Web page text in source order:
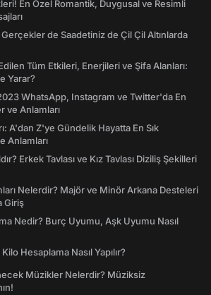
En Özel Romantik, Duygusal ve Resimli
de Saadetiniz de Çil Çil Altınlarda
Tüm Etkileri, Enerjileri ve Şifa Alanları:
Yarar?
WhatsApp, Instagram ve Twitter'da En
ve Anlamları
A'dan Z'ye Gündelik Hayatta En Sık
Anlamları
Erkek Tavlası ve Kız Tavlası Diziliş Şekilleri
Nelerdir? Majör ve Minör Arkana Desteleri
Giriş
Nedir? Burç Uyumu, Aşk Uyumu Nasıl
Hesaplama Nasıl Yapılır?
Müzikler Nelerdir? Müziksiz